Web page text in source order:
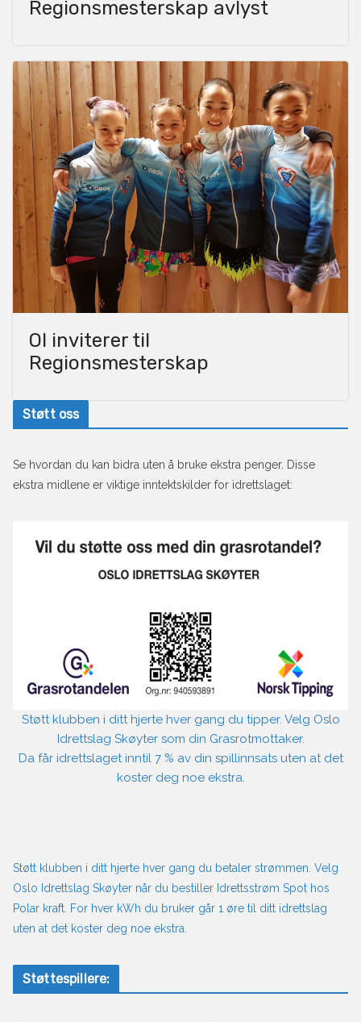
Regionsmesterskap avlyst
OI inviterer til
Regionsmesterskap
Støtt oss
Se hvordan du kan bidra uten å bruke ekstra penger. Disse
ekstra midlene er viktige inntektskilder for idrettslaget:
Støtt klubben i ditt hjerte hver gang du tipper. Velg Oslo
Idrettslag Skøyter som din Grasrotmottaker.
Da får idrettslaget inntil 7 % av din spillinnsats uten at det
koster deg noe ekstra.
Støtt klubben i ditt hjerte hver gang du betaler strømmen. Velg
Oslo Idrettslag Skøyter når du bestiller Idrettsstrøm Spot hos
Polar kraft. For hver kWh du bruker går 1 øre til ditt idrettslag
uten at det koster deg noe ekstra.
Støttespillere: